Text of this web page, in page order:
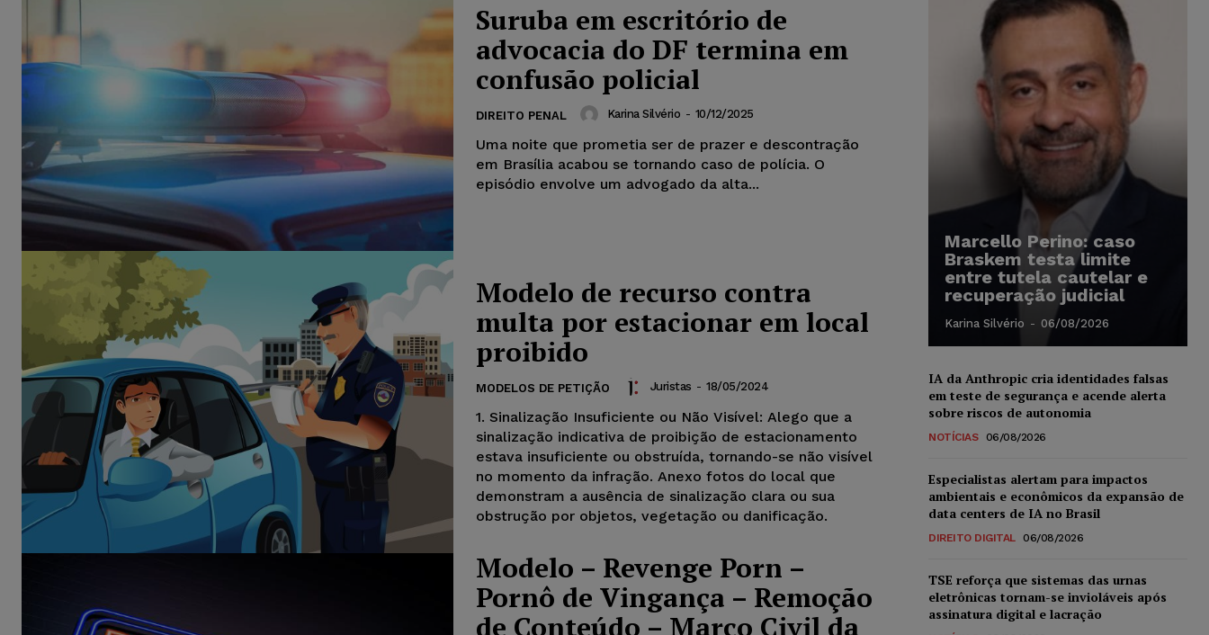
Suruba em escritório de
advocacia do DF termina em
confusão policial
DIREITO PENAL Karina Silvério - 10/12/2025
Uma noite que prometia ser de prazer e descontração
em Brasília acabou se tornando caso de polícia. O
episódio envolve um advogado da alta...
Modelo de recurso contra
multa por estacionar em local
proibido
MODELOS DE PETIÇÃO Juristas - 18/05/2024
1. Sinalização Insuficiente ou Não Visível: Alego que a
sinalização indicativa de proibição de estacionamento
estava insuficiente ou obstruída, tornando-se não visível
no momento da infração. Anexo fotos do local que
demonstram a ausência de sinalização clara ou sua
obstrução por objetos, vegetação ou danificação.
Modelo – Revenge Porn –
Pornô de Vingança – Remoção
de Conteúdo – Marco Civil da
Marcello Perino: caso
Braskem testa limite
entre tutela cautelar e
recuperação judicial
Karina Silvério - 06/08/2026
IA da Anthropic cria identidades falsas
em teste de segurança e acende alerta
sobre riscos de autonomia
NOTÍCIAS 06/08/2026
Especialistas alertam para impactos
ambientais e econômicos da expansão de
data centers de IA no Brasil
DIREITO DIGITAL 06/08/2026
TSE reforça que sistemas das urnas
eletrônicas tornam-se invioláveis após
assinatura digital e lacração